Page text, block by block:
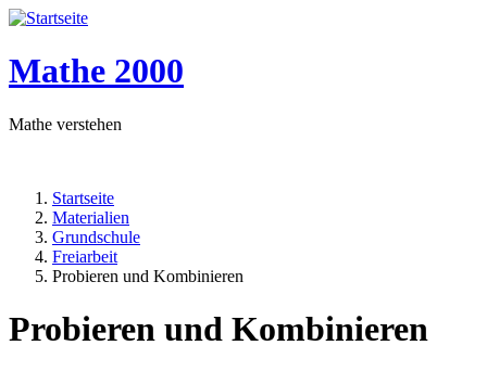
Mathe 2000
Mathe verstehen
Pfadnavigation
Startseite
Materialien
Grundschule
Freiarbeit
Probieren und Kombinieren
Probieren und Kombinieren